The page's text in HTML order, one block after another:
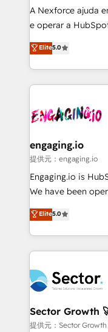
HubSpot with
media, and AI voice to
prospecting,
knowledge
advanced optimization &
• Des Moines, IA •
A Nexforce ajuda
e operar a
previsibilidade de receita.
Operations
estruturar
dados e
operacional de
Também somos
e de mais de 150
contratar e pagar
fiscal no Brasil e
Oferecemos ainda
HubSpot que
empresas em 13
a maior parceira
líder no ranking
HubSpot.
Elite5.0
engaging.io
提供元：engaging.io
Engaging.io is
We have been
one of HubSpot's
capable Agency Partners
complex CRM
integrations,
businesses. Our teams are based in North America
and APAC. We are HubSpot's top-ranked Advanced
Implementation
to their advisory council. We strive to
Elite5.0
Sector
提供元：Sector